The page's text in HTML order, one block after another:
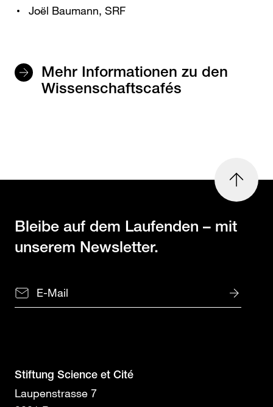
Joël Baumann, SRF
Mehr Informationen zu den
Wissenschaftscafés
oben
Bleibe auf dem Laufenden – mit
unserem Newsletter.
Stiftung Science et Cité
Laupenstrasse 7